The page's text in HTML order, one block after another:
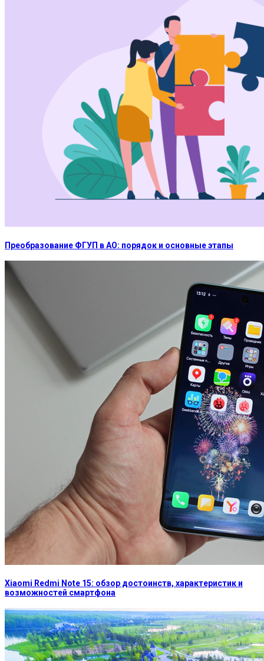
Преобразование ФГУП в АО: порядок и основные этапы
Xiaomi Redmi Note 15: обзор достоинств, характеристик и
возможностей смартфона